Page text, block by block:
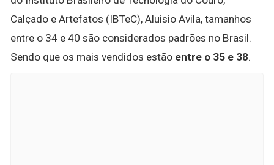
Calçado e Artefatos (IBTeC), Aluisio Avila, tamanhos
entre o 34 e 40 são considerados padrões no Brasil.
Sendo que os mais vendidos estão entre o 35 e 38.